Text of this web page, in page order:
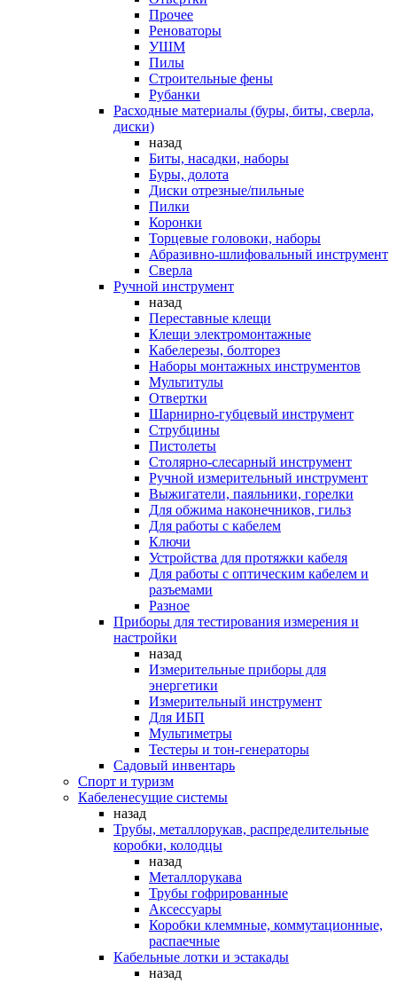
Прочее
Реноваторы
УШМ
Пилы
Строительные фены
Рубанки
Расходные материалы (буры, биты, сверла,
диски)
назад
Биты, насадки, наборы
Буры, долота
Диски отрезные/пильные
Пилки
Коронки
Торцевые головоки, наборы
Абразивно-шлифовальный инструмент
Сверла
Ручной инструмент
назад
Переставные клещи
Клещи электромонтажные
Кабелерезы, болторез
Наборы монтажных инструментов
Мультитулы
Отвертки
Шарнирно-губцевый инструмент
Струбцины
Пистолеты
Столярно-слесарный инструмент
Ручной измерительный инструмент
Выжигатели, паяльники, горелки
Для обжима наконечников, гильз
Для работы с кабелем
Ключи
Устройства для протяжки кабеля
Для работы с оптическим кабелем и
разъемами
Разное
Приборы для тестирования измерения и
настройки
назад
Измерительные приборы для
энергетики
Измерительный инструмент
Для ИБП
Мультиметры
Тестеры и тон-генераторы
Садовый инвентарь
Спорт и туризм
Кабеленесущие системы
назад
Трубы, металлорукав, распределительные
коробки, колодцы
назад
Металлорукава
Трубы гофрированные
Аксессуары
Коробки клеммные, коммутационные,
распаечные
Кабельные лотки и эстакады
назад